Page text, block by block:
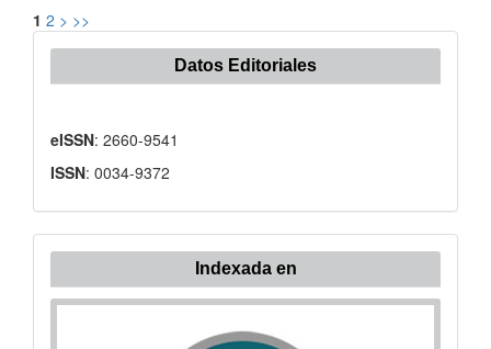
1 2 > >>
Datos Editoriales
eISSN: 2660-9541
ISSN: 0034-9372
Indexada
Indexada en